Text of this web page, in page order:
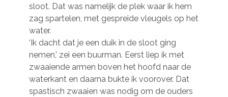
sloot. Dat was namelijk de plek waar ik hem
zag spartelen, met gespreide vleugels op het
water.
‘Ik dacht dat je een duik in de sloot ging
nemen,’ zei een buurman. Eerst liep ik met
zwaaiende armen boven het hoofd naar de
waterkant en daarna bukte ik voorover. Dat
spastisch zwaaien was nodig om de ouders